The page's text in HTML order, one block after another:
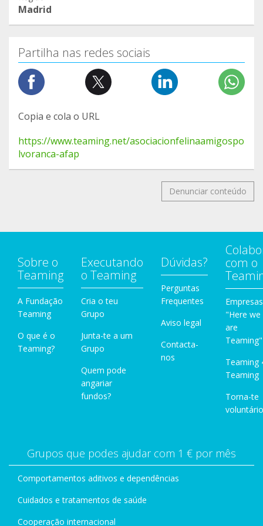
Y si tienes algún amigo que se haya enamorado
del parque y sus 200 polvorines y quiera unirse a
• TEAMING:
https://www.teaming.net/asociacionfelinaamigosp
olvoranca-afap
AFAP Polvoranca
Madrid
Partilha nas redes sociais
Copia e cola o URL
https://www.teaming.net/asociacionfelinaamigospo
lvoranca-afap
Denunciar conteúdo
Sobre o
Teaming
A Fundação
Teaming
O que é o
Teaming?
Executando
o Teaming
Cria o teu
Grupo
Junta-te a um
Grupo
Quem pode
angariar
fundos?
Dúvidas?
Perguntas
Frequentes
Aviso legal
Contacta-
nos
com o
Empresas
"Here we
are
Teaming"
Teaming
Teaming
Torna-te
Grupos que podes ajudar com 1 € por mês
Comportamentos aditivos e dependências
Cuidados e tratamentos de saúde
Cooperação internacional